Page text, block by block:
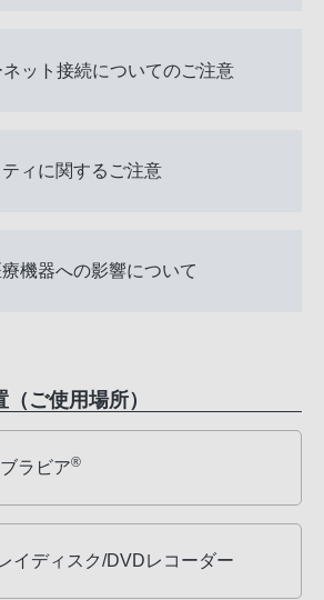
ット接続についてのご注意
ィに関するご注意
機器への影響について
ご使用場所）
ラビア®
イディスク/DVDレコーダー